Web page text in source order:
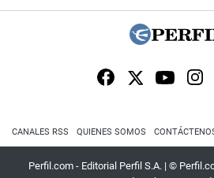
CANALES RSS QUIENES SOMOS
Perfil.com - Editorial Perfil S.A. | ©